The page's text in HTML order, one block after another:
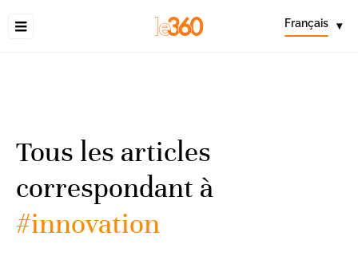
Français ▾
Tous les articles
correspondant à
#innovation